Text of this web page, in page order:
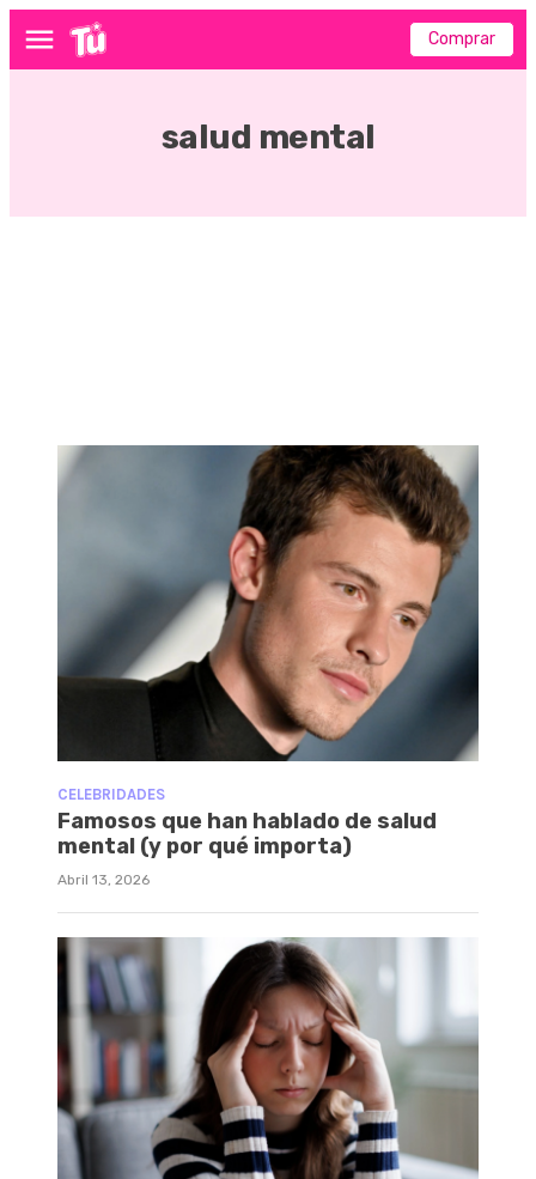
Menú Comprar
salud mental
CELEBRIDADES
Famosos que han hablado de salud
mental (y por qué importa)
Abril 13, 2026